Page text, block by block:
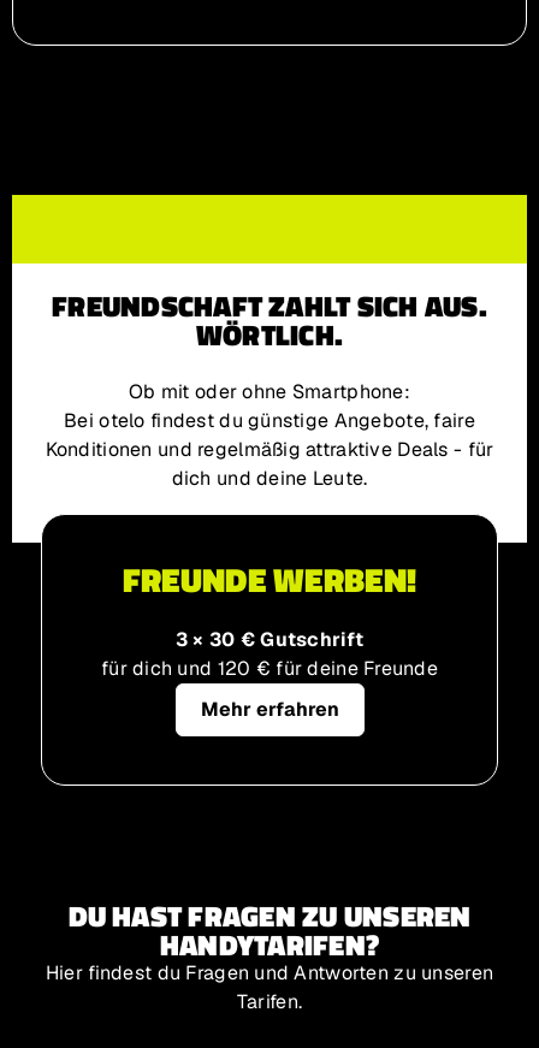
FREUNDSCHAFT ZAHLT SICH AUS.
WÖRTLICH.
Ob mit oder ohne Smartphone:
Bei otelo findest du günstige Angebote, faire
Konditionen und regelmäßig attraktive Deals - für
dich und deine Leute.
FREUNDE WERBEN!
3 × 30 € Gutschrift
für dich und 120 € für deine Freunde
Mehr erfahren
DU HAST FRAGEN ZU UNSEREN
HANDYTARIFEN?
Hier findest du Fragen und Antworten zu unseren
Tarifen.